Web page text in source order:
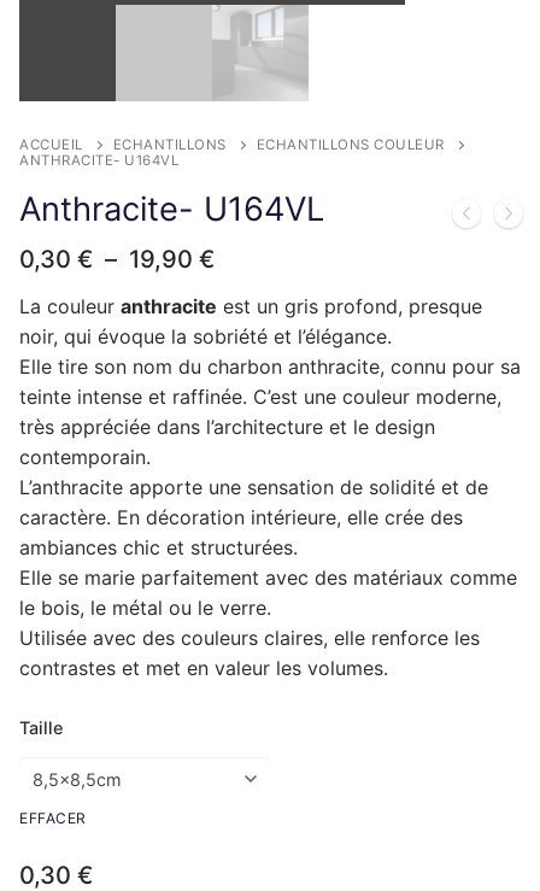
Complément rénovation de cuisine
Façade de porte lave-vaisselle
Façade de porte relevante
Plinthes et panneaux de finition
Façade de porte lave-vaisselle
Plinthes et panneaux de finition
Façade de porte lave-vaisselle
Façade de tiroir
Complément rénovation de cuisine
Pour caissons Aviva
Façade de porte
Façade de tiroir
Complément rénovation de cuisine
Pour caissons Brico Depot
Façade de porte
Façade de tiroir
Complément rénovation de cuisine
Pour caissons But
Façade de porte
Façade de tiroir
Complément rénovation de cuisine
Pour caissons Castorama
Façade de porte
Façade de tiroir
Complément rénovation de cuisine
Pour caissons Conforama
Façade de porte
Façade de tiroir
Complément rénovation de cuisine
Pour caissons Cuisinella
Façade de porte
Façade de tiroir
Complément rénovation de cuisine
Pour caissons Cuisines References
Façade de porte
Façade de tiroir
Complément rénovation de cuisine
Pour caissons Cuisine Plus
Façade de porte
Façade de tiroir
Complément rénovation de cuisine
Pour caissons Darty
Façade de porte
Façade de tiroir
Complément rénovation de cuisine
Pour caissons Envia
Façade de porte
Façade de tiroir
Pour caissons Ixina
Façade de porte
Complément rénovation de cuisine
Pour caissons Lapeyre
Façade de tiroir
Complément rénovation de cuisine
Façade de porte
Façade de tiroir
Façade de porte
ACCUEIL ECHANTILLONS
ECHANTILLONS COULEUR
ANTHRACITE- U164VL
Anthracite- U164VL
0,30 € – 19,90 €
prix :
0,30 €
à
19,90 €
La couleur anthracite est un gris profond, presque
noir, qui évoque la sobriété et l’élégance.
Elle tire son nom du charbon anthracite, connu pour sa
teinte intense et raffinée. C’est une couleur moderne,
très appréciée dans l’architecture et le design
contemporain.
L’anthracite apporte une sensation de solidité et de
caractère. En décoration intérieure, elle crée des
ambiances chic et structurées.
Elle se marie parfaitement avec des matériaux comme
le bois, le métal ou le verre.
Utilisée avec des couleurs claires, elle renforce les
contrastes et met en valeur les volumes.
Taille
EFFACER
0,30 €